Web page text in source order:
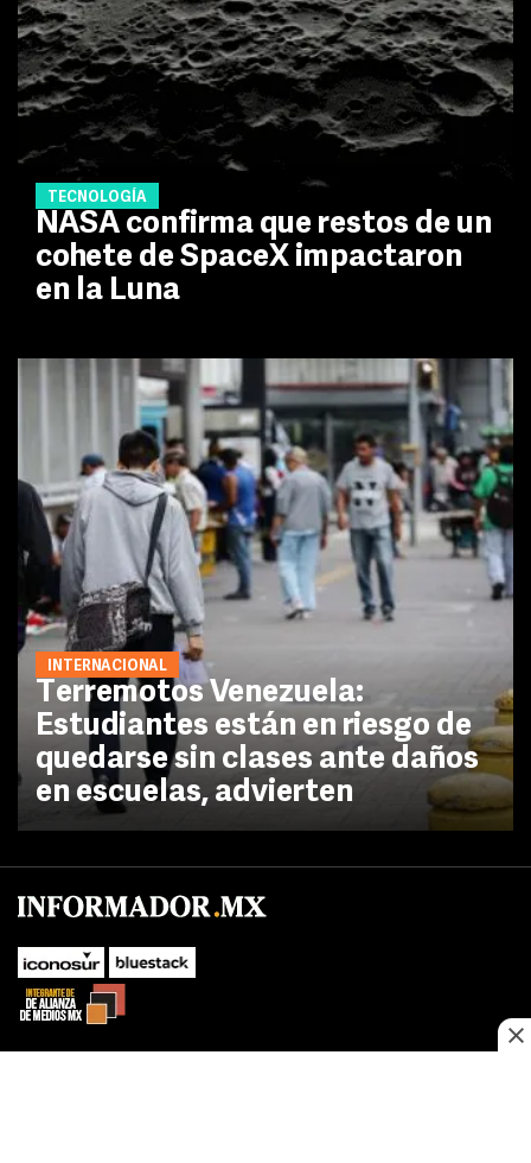
TECNOLOGÍA
NASA confirma que restos de un
cohete de SpaceX impactaron
en la Luna
INTERNACIONAL
Terremotos Venezuela:
Estudiantes están en riesgo de
quedarse sin clases ante daños
en escuelas, advierten